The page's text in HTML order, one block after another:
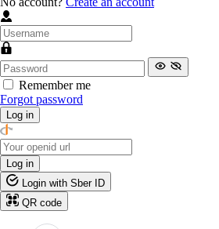
Remember me
Forgot password
Log in
Log in
Login with Sber ID
QR code